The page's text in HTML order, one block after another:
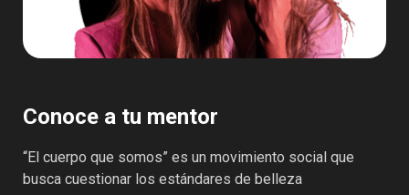
Conoce a tu mentor
“El cuerpo que somos” es un movimiento social que
busca cuestionar los estándares de belleza